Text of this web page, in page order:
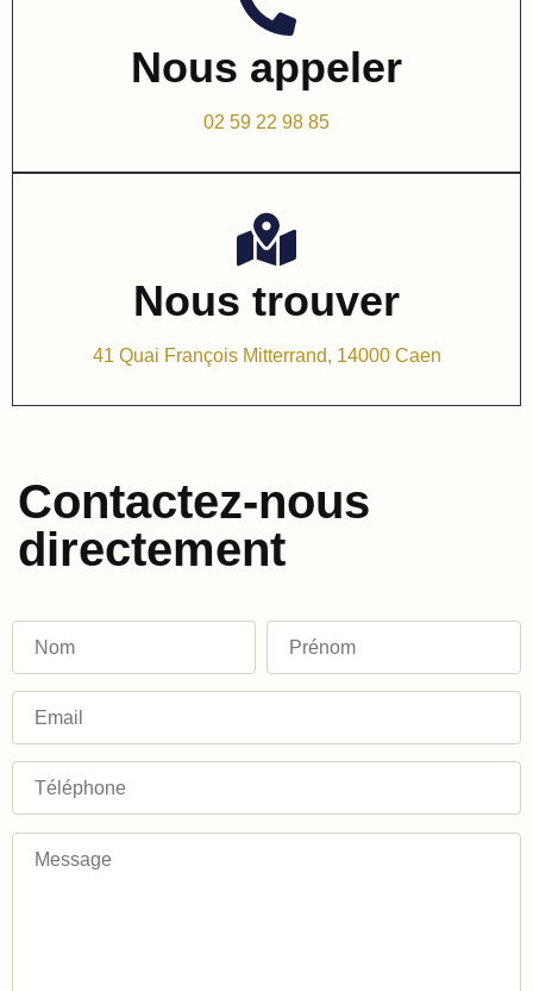
Nous appeler
02 59 22 98 85
Nous trouver
41 Quai François Mitterrand, 14000 Caen
Contactez-nous
directement